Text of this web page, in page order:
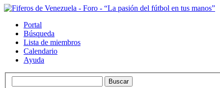
Portal
Búsqueda
Lista de miembros
Calendario
Ayuda